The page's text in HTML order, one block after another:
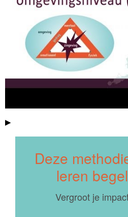
▶
Deze
leren
Vergroot je